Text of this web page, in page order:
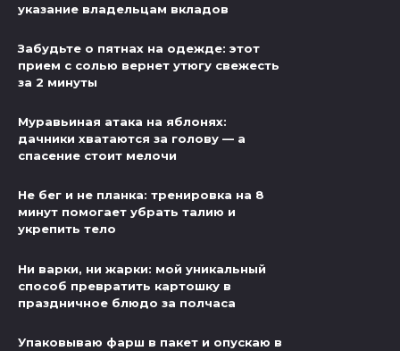
указание владельцам вкладов
Забудьте о пятнах на одежде: этот
прием с солью вернет утюгу свежесть
за 2 минуты
Муравьиная атака на яблонях:
дачники хватаются за голову — а
спасение стоит мелочи
Не бег и не планка: тренировка на 8
минут помогает убрать талию и
укрепить тело
Ни варки, ни жарки: мой уникальный
способ превратить картошку в
праздничное блюдо за полчаса
Упаковываю фарш в пакет и опускаю в